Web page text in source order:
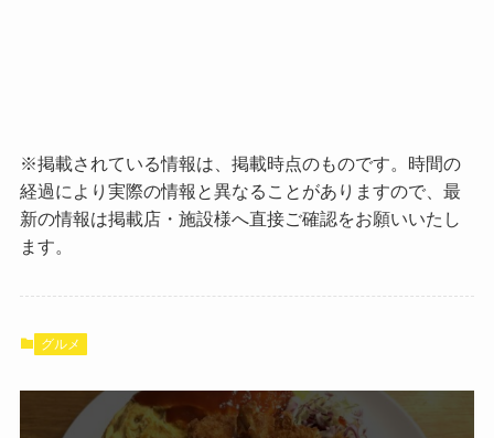
※掲載されている情報は、掲載時点のものです。時間の
経過により実際の情報と異なることがありますので、最
新の情報は掲載店・施設様へ直接ご確認をお願いいたし
ます。
グルメ